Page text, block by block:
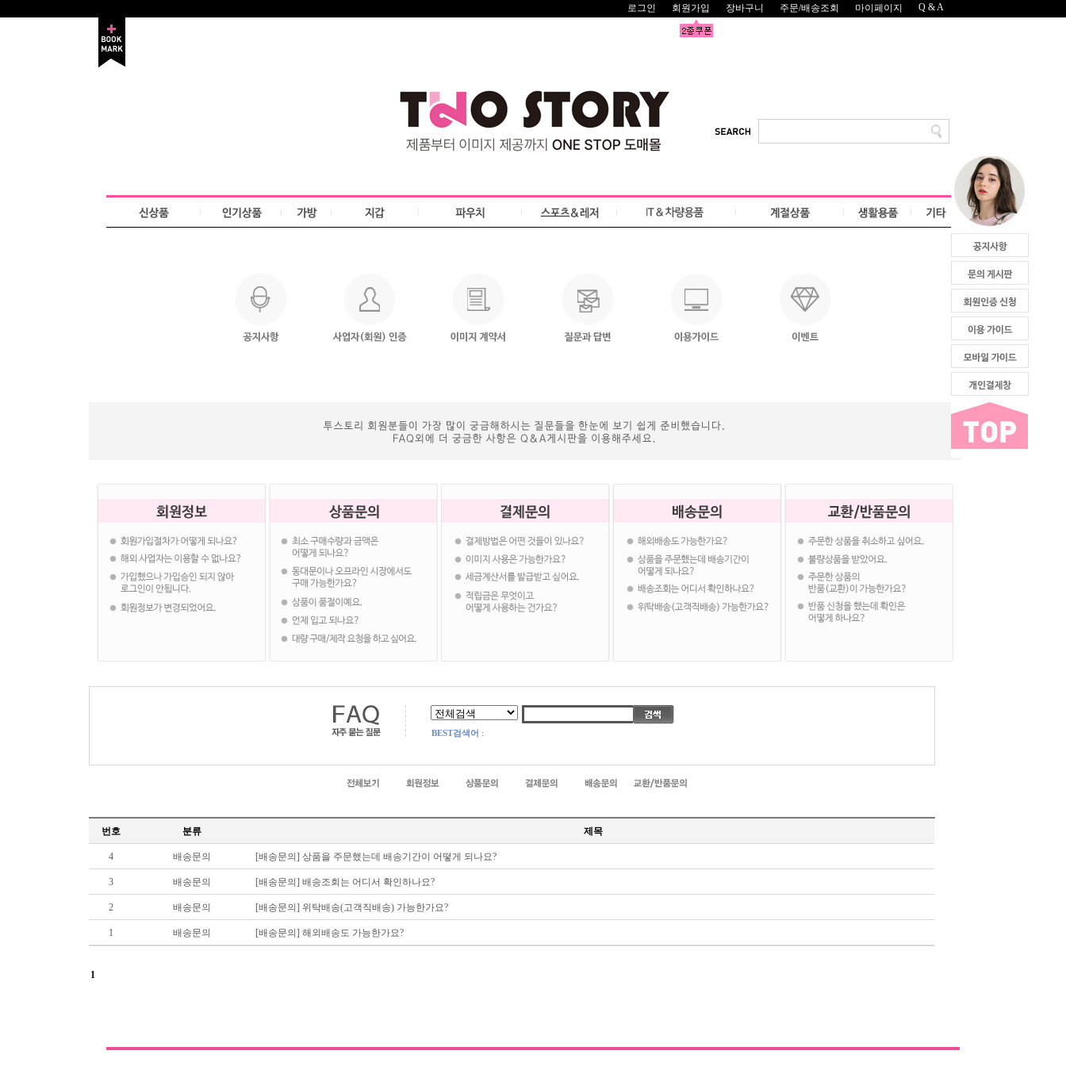
로그인 회원가입 장바구니 주문/배송조회 마이페이지 Q & A
BEST검색어 :
번호 분류 제목
4 배송문의 [배송문의] 상품을 주문했는데 배송기간이 어떻게 되나요?
3 배송문의 [배송문의] 배송조회는 어디서 확인하나요?
2 배송문의 [배송문의] 위탁배송(고객직배송) 가능한가요?
1 배송문의 [배송문의] 해외배송도 가능한가요?
1